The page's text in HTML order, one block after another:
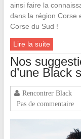
ainsi faire la
dans la région Corse
Corse du Sud !
Lire la suite
Nos
d’une Black
Rencontrer Black
Pas de commentaire